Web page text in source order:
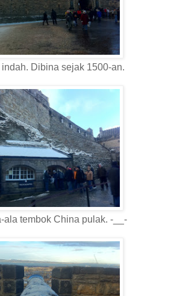
indah. Dibina sejak 1500-an.
ala tembok China pulak. -__-